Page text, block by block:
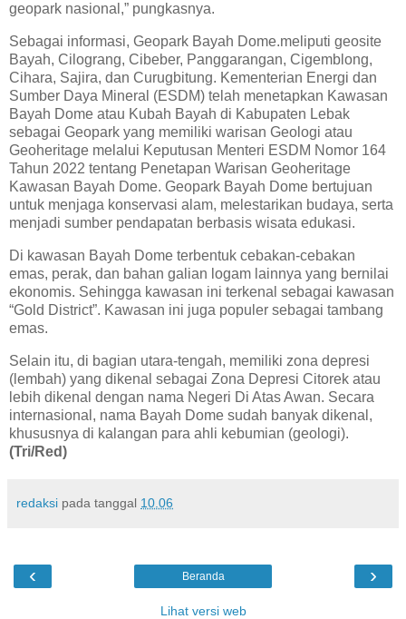
geopark nasional,” pungkasnya.
Sebagai informasi, Geopark Bayah Dome.meliputi geosite
Bayah, Cilograng, Cibeber, Panggarangan, Cigemblong,
Cihara, Sajira, dan Curugbitung. Kementerian Energi dan
Sumber Daya Mineral (ESDM) telah menetapkan Kawasan
Bayah Dome atau Kubah Bayah di Kabupaten Lebak
sebagai Geopark yang memiliki warisan Geologi atau
Geoheritage melalui Keputusan Menteri ESDM Nomor 164
Tahun 2022 tentang Penetapan Warisan Geoheritage
Kawasan Bayah Dome. Geopark Bayah Dome bertujuan
untuk menjaga konservasi alam, melestarikan budaya, serta
menjadi sumber pendapatan berbasis wisata edukasi.
Di kawasan Bayah Dome terbentuk cebakan-cebakan
emas, perak, dan bahan galian logam lainnya yang bernilai
ekonomis. Sehingga kawasan ini terkenal sebagai kawasan
“Gold District”. Kawasan ini juga populer sebagai tambang
emas.
Selain itu, di bagian utara-tengah, memiliki zona depresi
(lembah) yang dikenal sebagai Zona Depresi Citorek atau
lebih dikenal dengan nama Negeri Di Atas Awan. Secara
internasional, nama Bayah Dome sudah banyak dikenal,
khususnya di kalangan para ahli kebumian (geologi).
(Tri/Red)
redaksi pada tanggal 10.06
‹ ›
Beranda
Lihat versi web